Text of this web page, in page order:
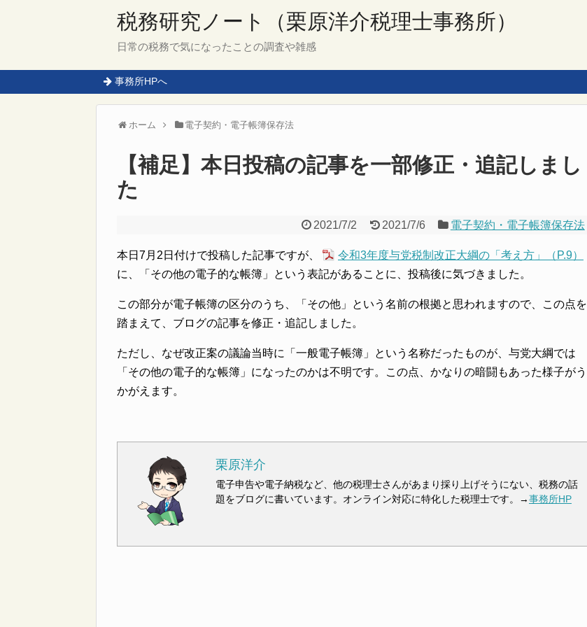
税務研究ノート（栗原洋介税理士事務所）
日常の税務で気になったことの調査や雑感
事務所HPへ
ホーム 電子契約・電子帳簿保存法
【補足】本日投稿の記事を一部修正・追記しまし
た
2021/7/2 2021/7/6 電子契約・電子帳簿保存法
本日7月2日付けで投稿した記事ですが、
令和3年度与党税制改正大綱の「考え方」（P.9）
に、「その他の電子的な帳簿」という表記があることに、投稿後に気づきました。
この部分が電子帳簿の区分のうち、「その他」という名前の根拠と思われますので、この点を
踏まえて、ブログの記事を修正・追記しました。
ただし、なぜ改正案の議論当時に「一般電子帳簿」という名称だったものが、与党大綱では
「その他の電子的な帳簿」になったのかは不明です。この点、かなりの暗闘もあった様子がう
かがえます。
栗原洋介
電子申告や電子納税など、他の税理士さんがあまり採り上げそうにない、税務の話
題をブログに書いています。オンライン対応に特化した税理士です。→事務所HP